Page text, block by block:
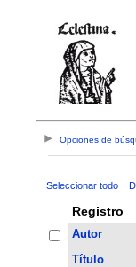
Opciones de
Seleccionar todo
Registro
Autor
Título